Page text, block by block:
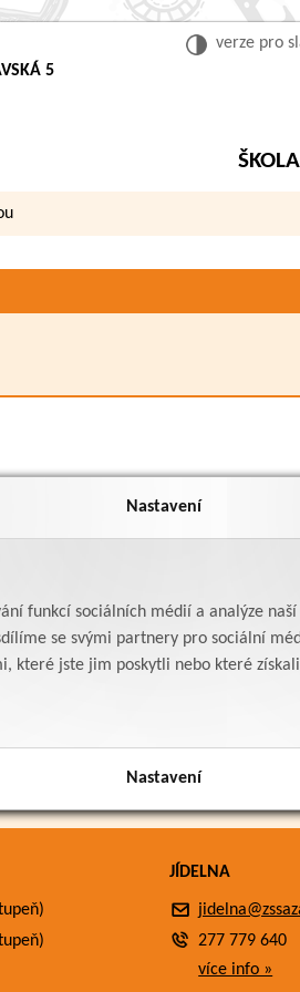
Nastavení
funkcí sociálních médií a analýze
se svými partnery pro sociální
které jste jim poskytli nebo které
Nastavení
verze pro
5
ŠKOLA
JÍDELNA
277 779 640
více info »